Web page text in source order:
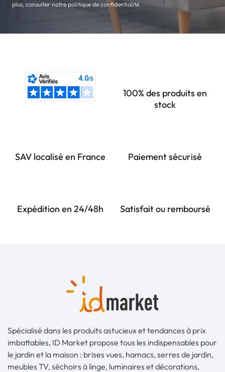
plus, consulter notre politique de confidentialité
100% des produits en
stock
SAV localisé en France Paiement sécurisé
Expédition en 24/48h Satisfait ou remboursé
Spécialisé dans les produits astucieux et tendances à prix
imbattables, ID Market propose tous les indispensables pour
le jardin et la maison : brises vues, hamacs, serres de jardin,
meubles TV, séchoirs à linge, luminaires et décorations,